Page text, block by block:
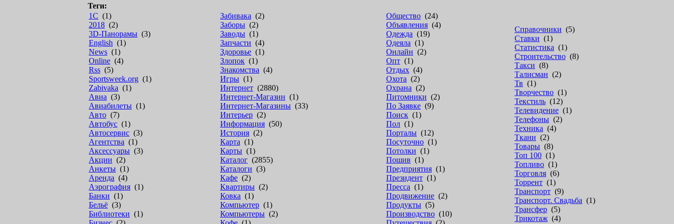
Теги:
1С (1)
2018 (2)
3D-Панорамы (3)
English (1)
News (1)
Online (4)
Rss (5)
Sportsweek.org (1)
Zabivaka (1)
Авиа (3)
Авиабилеты (1)
Авто (7)
Автобус (1)
Автосервис (3)
Агентства (1)
Аксессуары (3)
Акции (2)
Анкеты (1)
Аренда (4)
Аэрография (1)
Банки (1)
Бельё (3)
Библиотеки (1)
Забивака (2)
Заборы (2)
Заводы (1)
Запчасти (4)
Здоровье (1)
Злопок (1)
Знакомства (4)
Игры (1)
Интернет (2880)
Интернет-Магазин (1)
Интернет-Магазины (33)
Интерьер (2)
Информация (50)
История (2)
Карта (1)
Карты (1)
Каталог (2855)
Каталоги (3)
Кафе (2)
Квартиры (2)
Ковка (1)
Компьютер (1)
Компьютеры (2)
Общество (24)
Объявления (4)
Одежда (19)
Одеяла (1)
Онлайн (2)
Опт (1)
Отдых (4)
Охота (2)
Охрана (2)
Питомники (2)
По Заявке (9)
Поиск (1)
Пол (1)
Порталы (12)
Посуточно (1)
Потолки (1)
Пошив (1)
Предприятия (1)
Президент (1)
Пресса (1)
Продвижение (2)
Продукты (5)
Производство (10)
Справочники (5)
Ставки (1)
Статистика (1)
Строительство (8)
Такси (8)
Талисман (2)
Тв (1)
Творчество (1)
Текстиль (12)
Телевидение (1)
Телефоны (2)
Техника (4)
Ткани (2)
Товары (8)
Топ 100 (1)
Топливо (1)
Торговля (6)
Торрент (1)
Транспорт (9)
Транспорт. Свадьба (1)
Трансфер (5)
Трикотаж (4)